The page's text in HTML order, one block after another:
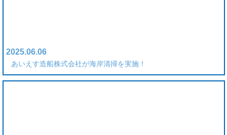
2025.06.06
あいえす造船株式会社が海岸清掃を実施！